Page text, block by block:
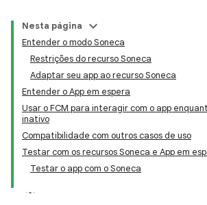
Nesta página
Entender o modo Soneca
Restrições do recurso Soneca
Adaptar seu app ao recurso Soneca
Entender o App em espera
Usar o FCM para interagir com o app
inativo
Compatibilidade com outros casos de uso
Testar com os recursos Soneca e App em
Testar o app com o Soneca